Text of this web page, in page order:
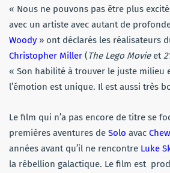
« Nous ne pouvons pas être plus
avec un artiste avec autant de
Woody » ont déclarés les réalisateurs
Christopher Miller (The Lego Movieet
« Son habilité à trouver le juste milieu
l’émotion est unique. Il est aussi très
Le film qui n’a pas encore de titre se
premières aventures de Solo avac
années avant qu’il ne rencontre Luke
la rébellion galactique. Le film est